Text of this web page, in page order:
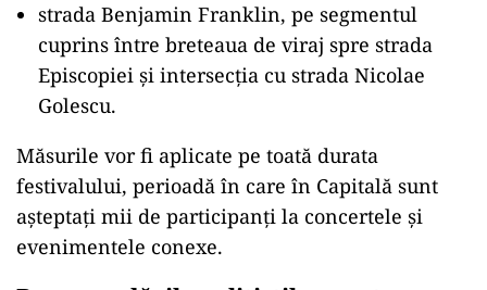
strada Benjamin Franklin, pe segmentul
cuprins între breteaua de viraj spre strada
Episcopiei și intersecția cu strada Nicolae
Golescu.
Măsurile vor fi aplicate pe toată durata
festivalului, perioadă în care în Capitală sunt
așteptați mii de participanți la concertele și
evenimentele conexe.